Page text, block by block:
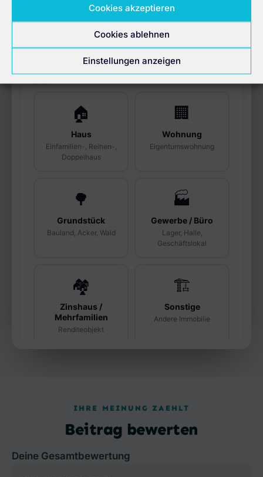
Cookies akzeptieren
Cookies ablehnen
Einstellungen anzeigen
IHRE MEINUNG ZAEHLT
Beitrag bewerten
Deine Gesamtbewertung